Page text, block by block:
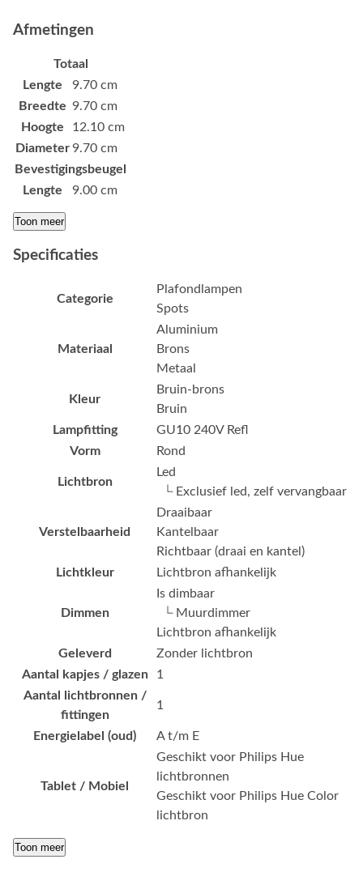
Afmetingen
Totaal
Lengte
9.70 cm
Breedte 9.70 cm
Hoogte
12.10 cm
Diameter 9.70 cm
Bevestigingsbeugel
Lengte
9.00 cm
Toon meer
Specificaties
Categorie
Plafondlampen
Spots
Materiaal
Aluminium
Brons
Metaal
Kleur
Bruin-brons
Bruin
Lampfitting
GU10 240V Refl
Vorm
Rond
Lichtbron
Led
└ Exclusief led, zelf vervangbaar
Verstelbaarheid
Draaibaar
Kantelbaar
Richtbaar (draai en kantel)
Lichtkleur
Lichtbron afhankelijk
Dimmen
Is dimbaar
└ Muurdimmer
Lichtbron afhankelijk
Geleverd
Zonder lichtbron
Aantal kapjes / glazen
1
Aantal lichtbronnen /
fittingen
1
Energielabel (oud) A t/m E
Tablet / Mobiel
Geschikt voor Philips Hue
lichtbronnen
Geschikt voor Philips Hue Color
lichtbron
Toon meer